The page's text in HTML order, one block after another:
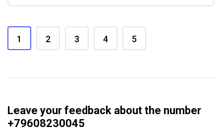
1 2 3 4 5
Leave your feedback about the number
+79608230045